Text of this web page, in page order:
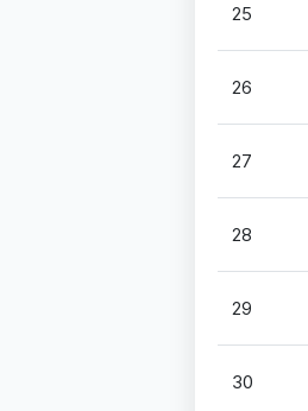
25
26
27
28
29
30